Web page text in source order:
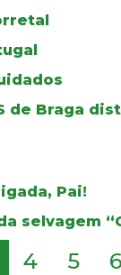
Braga
Pai!
selvagem
4 5 6